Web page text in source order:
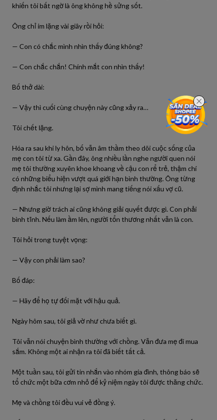
khiến tôi bất ngờ là ông không hề sửng sốt.
Ông chỉ im lặng vài giây rồi hỏi:
— Con có chắc mình nhìn thấy đúng không?
— Con chắc chắn! Chính mắt con nhìn thấy!
Bố thở dài:
— Vậy thì cuối cùng chuyện này cũng xảy ra…
Tôi chết lặng.
Hóa ra sau khi ly hôn, bố vẫn âm thầm theo dõi cuộc sống của
mẹ con tôi từ xa. Gần đây, ông nhiều lần nghe người quen nói
mẹ tôi thường xuyên khoe khoang về cậu con rể trẻ, thậm chí
có những biểu hiện vượt quá giới hạn bình thường. Ông từng
định nhắc tôi nhưng lại sợ mình mang tiếng nói xấu vợ cũ.
— Nhưng giờ trách ai cũng không giải quyết được gì. Con phải
bình tĩnh. Nếu làm ầm lên, người tổn thương nhất vẫn là con.
Tôi hỏi trong tuyệt vọng:
— Vậy con phải làm sao?
Bố đáp:
— Hãy để họ tự đối mặt với hậu quả.
Ngày hôm sau, tôi giả vờ như chưa biết gì.
Tôi vẫn nói chuyện bình thường với chồng. Vẫn đưa mẹ đi mua
sắm. Không một ai nhận ra tôi đã biết tất cả.
Một tuần sau, tôi gửi tin nhắn vào nhóm gia đình, thông báo sẽ
tổ chức một bữa cơm nhỏ để kỷ niệm ngày tôi được thăng chức.
Mẹ và chồng tôi đều vui vẻ đồng ý.